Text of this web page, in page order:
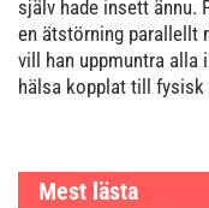
själv hade insett ännu.
en ätstörning parallellt
vill han uppmuntra
hälsa kopplat till fysisk
Mest lästa